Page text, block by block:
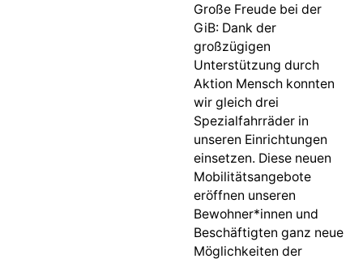
Große Freude bei der
GiB: Dank der
großzügigen
Unterstützung durch
Aktion Mensch konnten
wir gleich drei
Spezialfahrräder in
unseren Einrichtungen
einsetzen. Diese neuen
Mobilitätsangebote
eröffnen unseren
Bewohner*innen und
Beschäftigten ganz neue
Möglichkeiten der